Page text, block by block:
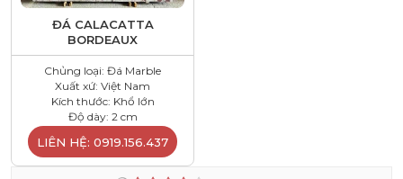
ĐÁ CALACATTA
BORDEAUX
Chủng loại: Đá Marble
Xuất xứ: Việt Nam
Kích thước: Khổ lớn
Độ dày: 2 cm
LIÊN HỆ: 0919.156.437